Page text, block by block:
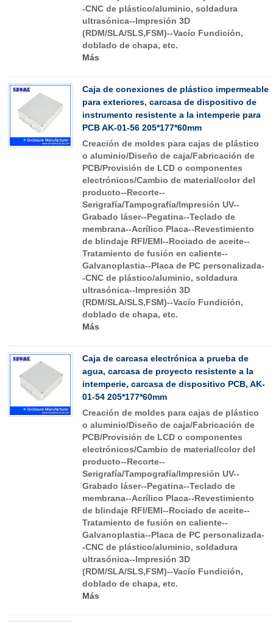
-CNC de plástico/aluminio, soldadura
ultrasónica--Impresión 3D
(RDM/SLA/SLS,FSM)--Vacío Fundición,
doblado de chapa, etc.
Más
Caja de conexiones de plástico impermeable
para exteriores, carcasa de dispositivo de
instrumento resistente a la intemperie para
PCB AK-01-56 205*177*60mm
Creación de moldes para cajas de plástico
o aluminio/Diseño de caja/Fabricación de
PCB/Provisión de LCD o componentes
electrónicos/Cambio de material/color del
producto--Recorte--
Serigrafía/Tampografía/Impresión UV--
Grabado láser--Pegatina--Teclado de
membrana--Acrílico Placa--Revestimiento
de blindaje RFI/EMI--Rociado de aceite--
Tratamiento de fusión en caliente--
Galvanoplastia--Placa de PC personalizada-
-CNC de plástico/aluminio, soldadura
ultrasónica--Impresión 3D
(RDM/SLA/SLS,FSM)--Vacío Fundición,
doblado de chapa, etc.
Más
Caja de carcasa electrónica a prueba de
agua, carcasa de proyecto resistente a la
intemperie, carcasa de dispositivo PCB, AK-
01-54 205*177*60mm
Creación de moldes para cajas de plástico
o aluminio/Diseño de caja/Fabricación de
PCB/Provisión de LCD o componentes
electrónicos/Cambio de material/color del
producto--Recorte--
Serigrafía/Tampografía/Impresión UV--
Grabado láser--Pegatina--Teclado de
membrana--Acrílico Placa--Revestimiento
de blindaje RFI/EMI--Rociado de aceite--
Tratamiento de fusión en caliente--
Galvanoplastia--Placa de PC personalizada-
-CNC de plástico/aluminio, soldadura
ultrasónica--Impresión 3D
(RDM/SLA/SLS,FSM)--Vacío Fundición,
doblado de chapa, etc.
Más